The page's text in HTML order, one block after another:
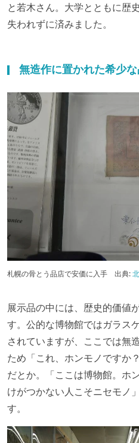
と若木さん。大学とともに歴
失われずに済みました。
無造作に置かれた希少
札幌の骨とう品店で安価に入手 出典:
展示品の中には、歴史的価値
す。公的な博物館ではガラス
されていますが、ここでは無
ため「これ、ホンモノですか
だとか。「ここは博物館。ホ
けがつかない人こそニセモノ
す。